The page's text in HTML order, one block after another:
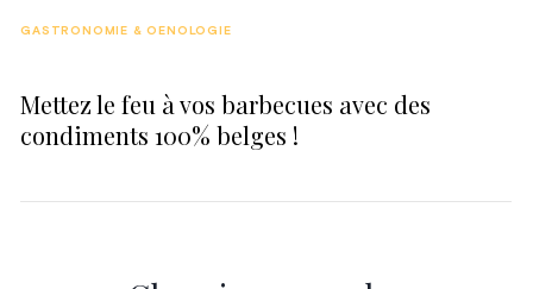
Mettez le feu à vos barbecues avec des
condiments 100% belges !
GASTRONOMIE & OENOLOGIE